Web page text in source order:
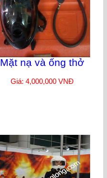
Mặt nạ và ống thở
Giá: 4,000,000 VNĐ